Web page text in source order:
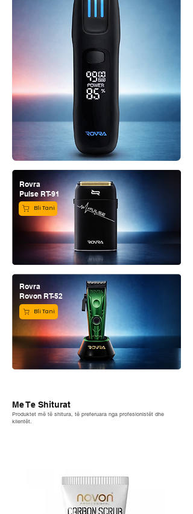
Rovra
Pulse RT-91
Bli Tani
Rovra
Rovon RT-52
Bli Tani
Me Te Shiturat
Produktet më të shitura, të preferuara nga profesionistët dhe
klientët.